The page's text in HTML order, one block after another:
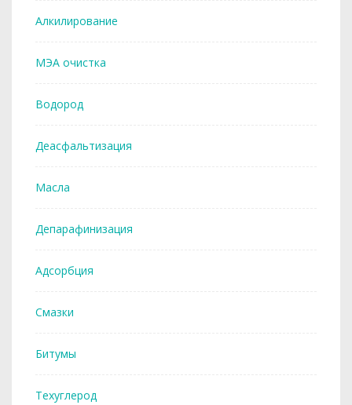
Алкилирование
МЭА очистка
Водород
Деасфальтизация
Масла
Депарафинизация
Адсорбция
Смазки
Битумы
Техуглерод